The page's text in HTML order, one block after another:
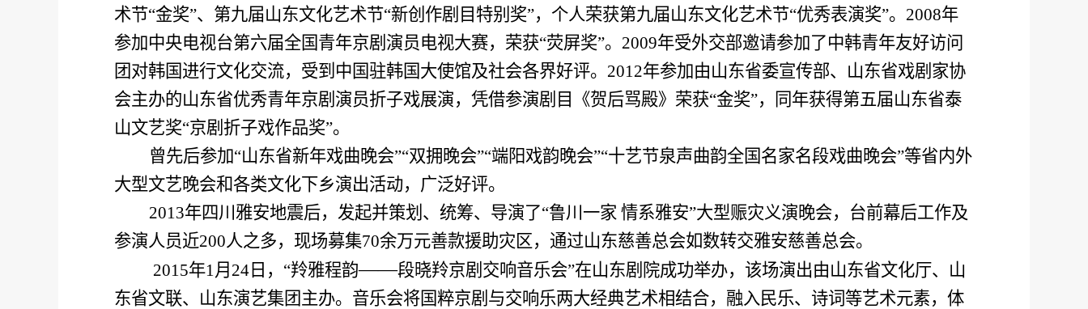
术节“金奖”、第九届山东文化艺术节“新创作剧目特别奖”，个人荣获第九届山东文化艺术节“优秀表演奖”。 2008年
参加中央电视台第六届全国青年京剧演员电视大赛，荣获“荧屏奖”。 2009年受外交部邀请参加了中韩青年友好访问
团对韩国进行文化交流，受到中国驻韩国大使馆及社会各界好评。 2012年参加由山东省委宣传部、山东省戏剧家协
会主办的山东省优秀青年京剧演员折子戏展演，凭借参演剧目《贺后骂殿》荣获“金奖”，同年获得第五届山东省泰
山文艺奖“京剧折子戏作品奖”。
曾先后参加“山东省新年戏曲晚会”“双拥晚会”“端阳戏韵晚会”“十艺节泉声曲韵全国名家名段戏曲晚会”等省内外
大型文艺晚会和各类文化下乡演出活动，广泛好评。
2013年四川雅安地震后，发起并策划、统筹、导演了“鲁川一家 情系雅安”大型赈灾义演晚会，台前幕后工作及
参演人员近200人之多，现场募集70余万元善款援助灾区，通过山东慈善总会如数转交雅安慈善总会。
2015年1月 24日，“羚雅程韵——段晓羚京剧交响音乐会”在山东剧院成功举办，该场演出由山东省文化厅、山
东省文联、山东演艺集团主办。音乐会将国粹京剧与交响乐两大经典艺术相结合，融入民乐、诗词等艺术元素，体